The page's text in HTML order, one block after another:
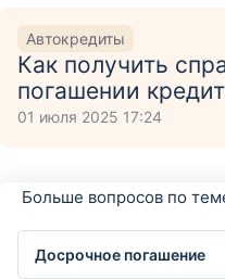
Автокредиты
Как получить
погашении
01 июля 2025 17:24
Больше вопросов по
Досрочное погашение